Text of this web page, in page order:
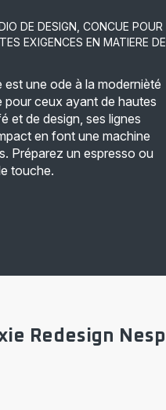
DE DESIGN, CONCUE POUR
EXIGENCES EN MATIERE DE
une ode à la modernièté
pour ceux ayant de hautes
et de design, ses lignes
en font une machine
Préparez un espresso ou
touche.
Redesign